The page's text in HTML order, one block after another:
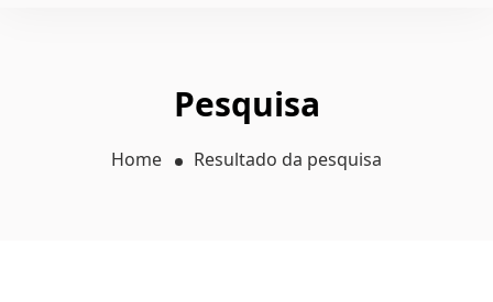
Pesquisa
Home Resultado da pesquisa